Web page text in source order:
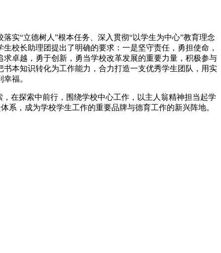
实“立德树人”根本任务、深入贯彻“以学生为中心”教育理念
校长助理团提出了明确的要求：一是坚守责任，勇担使命，
卓越，勇于创新，勇当学校改革发展的重要力量，积极参与
本知识转化为工作能力，合力打造一支优秀学生团队，用实
福。
在探索中前行，围绕学校中心工作，以主人翁精神担当起学
系，成为学校学生工作的重要品牌与德育工作的新兴阵地。